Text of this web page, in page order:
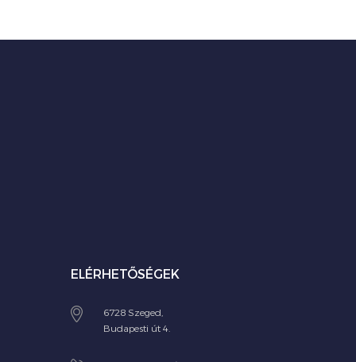
ELÉRHETŐSÉGEK
6728 Szeged,
Budapesti út 4.